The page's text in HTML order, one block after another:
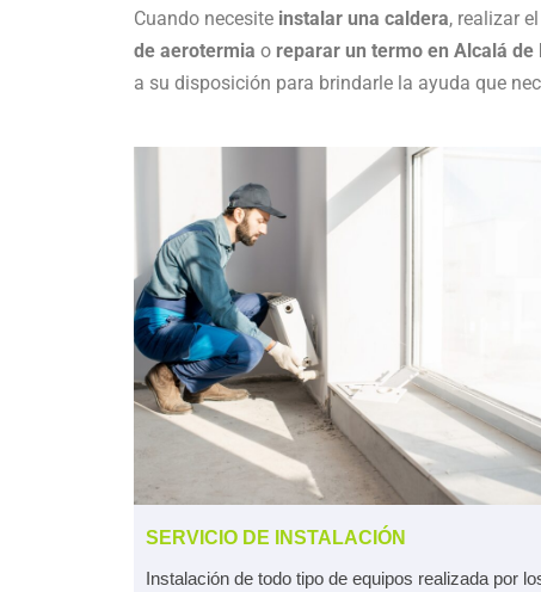
Cuando necesite instalar una caldera, realizar el
de aerotermia o reparar un termo en Alcalá de
a su disposición para brindarle la ayuda que
SERVICIO DE INSTALACIÓN
Instalación de todo tipo de equipos realizada por